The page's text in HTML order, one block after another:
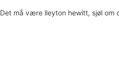
Det må være lleyton hewitt, sjøl om